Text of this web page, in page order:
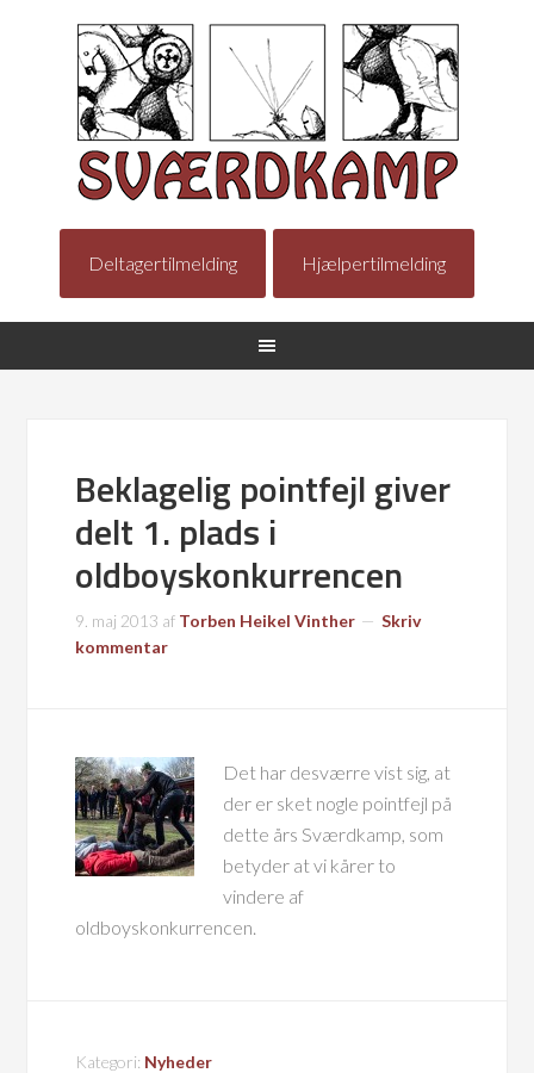
Deltagertilmelding Hjælpertilmelding
Beklagelig pointfejl giver
delt 1. plads i
oldboyskonkurrencen
9. maj 2013 af Torben Heikel Vinther
Skriv
kommentar
Det har desværre vist sig, at
der er sket nogle pointfejl på
dette års Sværdkamp, som
betyder at vi kårer to
vindere af
oldboyskonkurrencen.
Kategori: Nyheder